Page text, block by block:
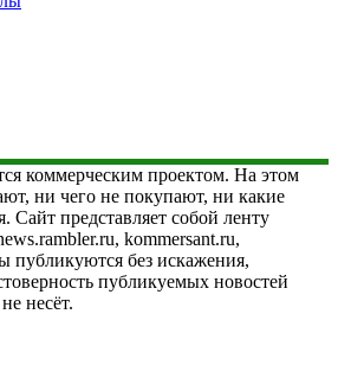
коммерческим проектом. На этом
ни чего не покупают, ни какие
Сайт представляет собой ленту
kommersant.ru,
публикуются без искажения,
публикуемых новостей
несёт.